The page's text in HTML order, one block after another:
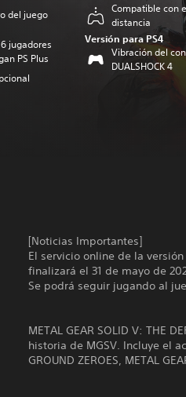
del juego
jugadores
PS Plus
Compatible con
distancia
Versión para PS4
Vibración del
DUALSHOCK 4
[Noticias Importantes]
El servicio online de la versión
finalizará el 31 de mayo de
Se podrá seguir jugando al
METAL GEAR SOLID V: THE
historia de MGSV. Incluye el
GROUND ZEROES, METAL